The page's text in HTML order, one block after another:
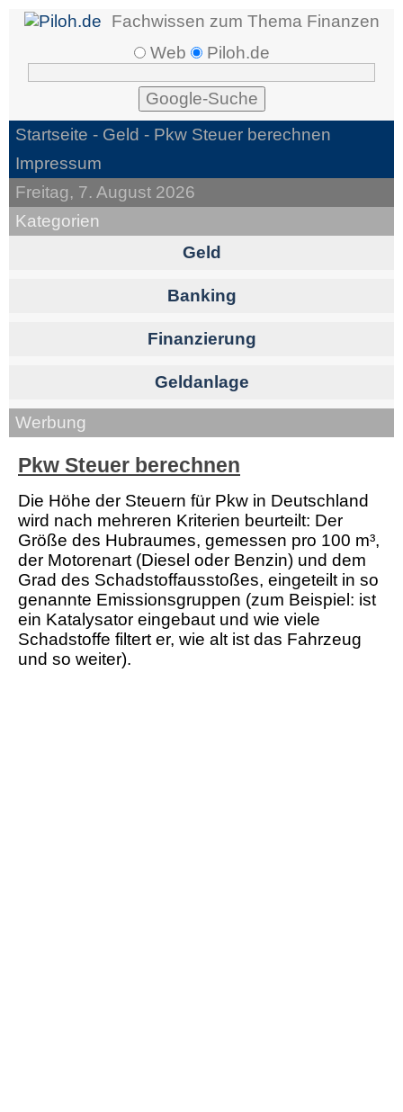
Fachwissen zum Thema Finanzen
Web
Piloh.de
Startseite - Geld - Pkw Steuer berechnen
Impressum
Freitag, 7. August 2026
Kategorien
Geld
Banking
Finanzierung
Geldanlage
Werbung
Pkw Steuer berechnen
Die Höhe der Steuern für Pkw in Deutschland
wird nach mehreren Kriterien beurteilt: Der
Größe des Hubraumes, gemessen pro 100 m³,
der Motorenart (Diesel oder Benzin) und dem
Grad des Schadstoffausstoßes, eingeteilt in so
genannte Emissionsgruppen (zum Beispiel: ist
ein Katalysator eingebaut und wie viele
Schadstoffe filtert er, wie alt ist das Fahrzeug
und so weiter).